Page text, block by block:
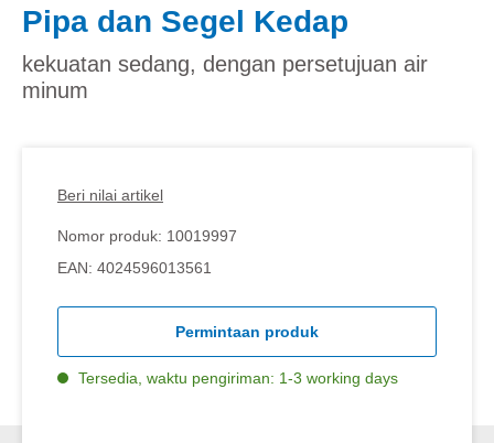
Pipa dan Segel Kedap
kekuatan sedang, dengan persetujuan air
minum
Beri nilai artikel
Nomor produk: 10019997
EAN: 4024596013561
Permintaan produk
Tersedia, waktu pengiriman: 1-3 working days